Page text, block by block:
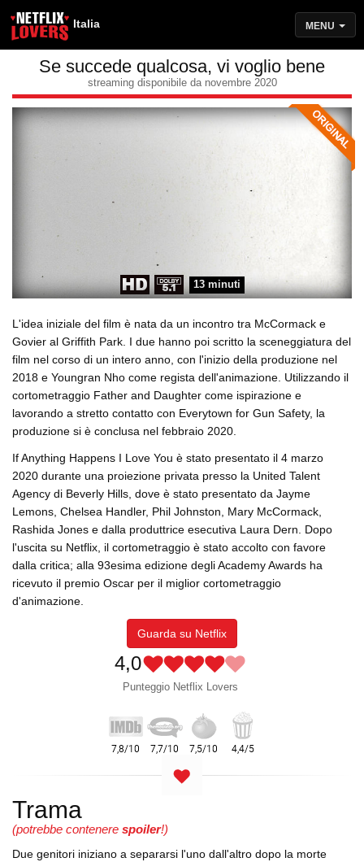
Italia MENU
Se succede qualcosa, vi voglio bene
streaming disponibile da novembre 2020
13 minuti
L'idea iniziale del film è nata da un incontro tra McCormack e
Govier al Griffith Park. I due hanno poi scritto la sceneggiatura del
film nel corso di un intero anno, con l'inizio della produzione nel
2018 e Youngran Nho come regista dell'animazione. Utilizzando il
cortometraggio Father and Daughter come ispirazione e
lavorando a stretto contatto con Everytown for Gun Safety, la
produzione si è conclusa nel febbraio 2020.
If Anything Happens I Love You è stato presentato il 4 marzo
2020 durante una proiezione privata presso la United Talent
Agency di Beverly Hills, dove è stato presentato da Jayme
Lemons, Chelsea Handler, Phil Johnston, Mary McCormack,
Rashida Jones e dalla produttrice esecutiva Laura Dern. Dopo
l'uscita su Netflix, il cortometraggio è stato accolto con favore
dalla critica; alla 93esima edizione degli Academy Awards ha
ricevuto il premio Oscar per il miglior cortometraggio
d'animazione.
Guarda su Netflix
4,0
Punteggio Netflix Lovers
Trama
(potrebbe contenere spoiler!)
Due genitori iniziano a separarsi l'uno dall'altro dopo la morte